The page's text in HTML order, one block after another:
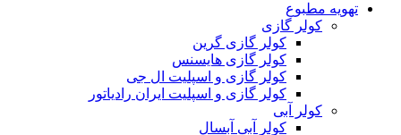
تهویه مطبوع
کولر گازی
کولر گازی گرین
کولر گازی هایسنس
کولر گازی و اسپلیت ال جی
کولر گازی و اسپلیت ایران رادیاتور
کولر آبی
کولر آبی آبسال